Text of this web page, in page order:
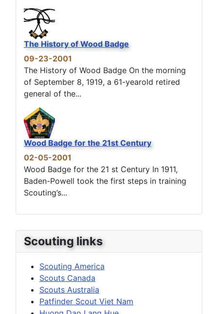
Scouting links
Scouting America
Scouts Canada
Scouts Australia
Patfinder Scout Viet Nam
The History of Wood Badge
09-23-2001
The History of Wood Badge On the morning
of September 8, 1919, a 61-yearold retired
general of the...
Wood Badge for the 21st Century
02-05-2001
Wood Badge for the 21 st Century In 1911,
Baden-Powell took the first steps in training
Scouting’s...